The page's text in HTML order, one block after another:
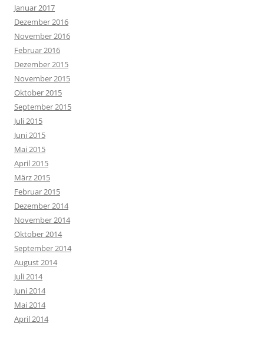
Januar 2017
Dezember 2016
November 2016
Februar 2016
Dezember 2015
November 2015
Oktober 2015
September 2015
Juli 2015
Juni 2015
Mai 2015
April 2015
März 2015
Februar 2015
Dezember 2014
November 2014
Oktober 2014
September 2014
August 2014
Juli 2014
Juni 2014
Mai 2014
April 2014